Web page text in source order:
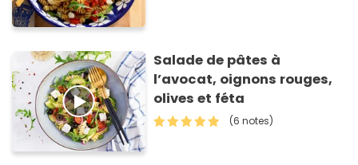
Salade de pâtes à
l’avocat, oignons rouges,
olives et féta
(6 notes)